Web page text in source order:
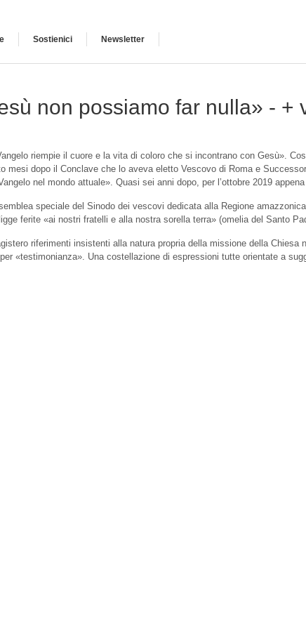
Sostienici Newsletter
non possiamo far nulla» - +
riempie il cuore e la vita di coloro che si incontrano con Gesù».
mesi dopo il Conclave che lo aveva eletto Vescovo di Roma e
nel mondo attuale». Quasi sei anni dopo, per l’ottobre 2019
speciale del Sinodo dei vescovi dedicata alla Regione
ferite «ai nostri fratelli e alla nostra sorella terra» (omelia del Santo
riferimenti insistenti alla natura propria della missione della
«testimonianza». Una costellazione di espressioni tutte orientate a